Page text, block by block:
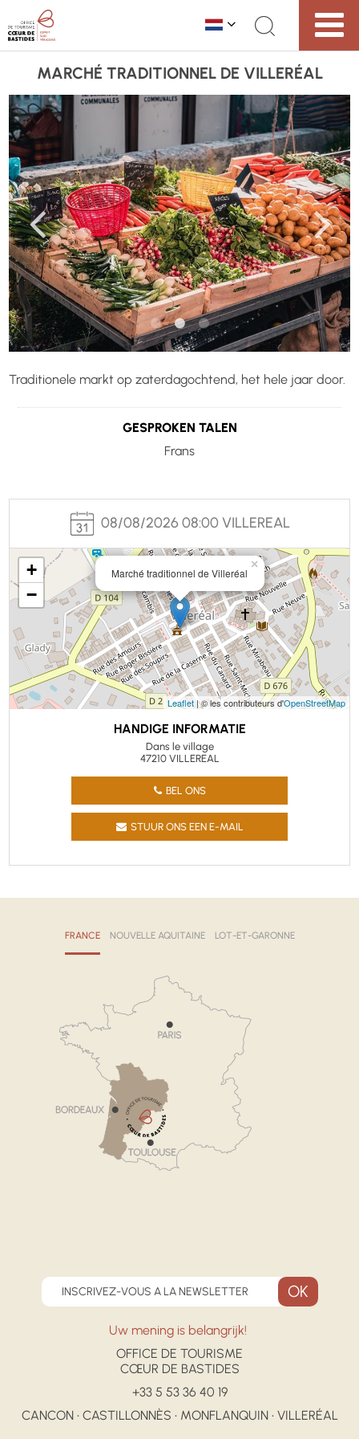
MARCHÉ TRADITIONNEL DE VILLERÉAL
Traditionele markt op zaterdagochtend, het hele jaar door.
GESPROKEN TALEN
Frans
08/08/2026 08:00 VILLEREAL
Marché traditionnel de Villeréal
×
+
−
Leaflet| © les contributeurs d'OpenStreetMap
HANDIGE INFORMATIE
Dans le village
47210 VILLEREAL
BEL ONS
STUUR ONS EEN E-MAIL
FRANCE NOUVELLE AQUITAINE LOT-ET-GARONNE
INSCRIVEZ-VOUS A LA NEWSLETTER
Uw mening is belangrijk!
OFFICE DE TOURISME
CŒUR DE BASTIDES
+33 5 53 36 40 19
CANCON • CASTILLONNÈS • MONFLANQUIN • VILLERÉAL